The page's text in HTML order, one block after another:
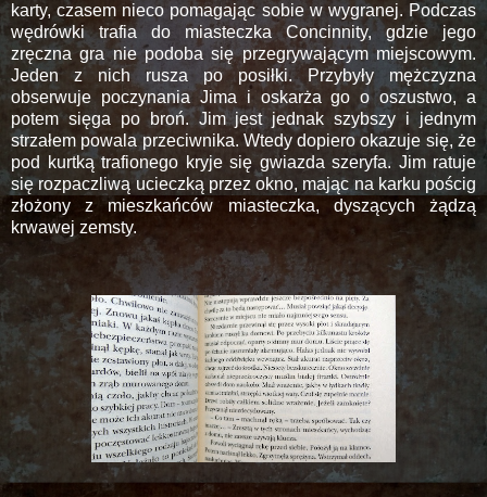
karty, czasem nieco pomagając sobie w wygranej. Podczas
wędrówki trafia do miasteczka Concinnity, gdzie jego
zręczna gra nie podoba się przegrywającym miejscowym.
Jeden z nich rusza po posiłki. Przybyły mężczyzna
obserwuje poczynania Jima i oskarża go o oszustwo, a
potem sięga po broń. Jim jest jednak szybszy i jednym
strzałem powala przeciwnika. Wtedy dopiero okazuje się, że
pod kurtką trafionego kryje się gwiazda szeryfa. Jim ratuje
się rozpaczliwą ucieczką przez okno, mając na karku pościg
złożony z mieszkańców miasteczka, dyszących żądzą
krwawej zemsty.